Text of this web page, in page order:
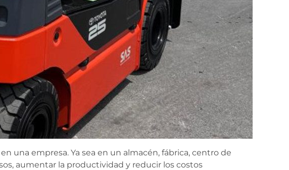
una empresa. Ya sea en un almacén, fábrica, centro de
aumentar la productividad y reducir los costos